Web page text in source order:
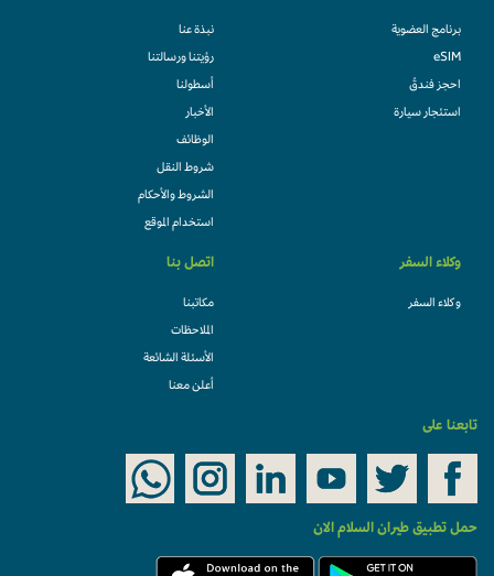
برنامج العضوية
eSIM
احجز فندقً
استئجار سيارة
نبذة عنا
رؤيتنا ورسالتنا
أسطولنا
الأخبار
الوظائف
شروط النقل
الشروط والأحكام
استخدام الموقع
وكلاء السفر
وكلاء السفر
اتصل بنا
مكاتبنا
الملاحظات
الأسئلة الشائعة
أعلن معنا
تابعنا على
حمل تطبيق طيران السلام الان